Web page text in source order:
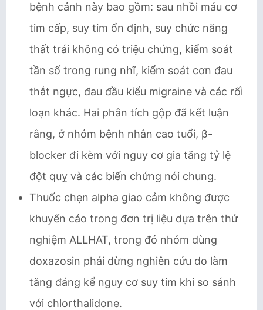
bệnh cảnh này bao gồm: sau nhồi máu cơ
tim cấp, suy tim ổn định, suy chức năng
thất trái không có triệu chứng, kiểm soát
tần số trong rung nhĩ, kiểm soát cơn đau
thắt ngực, đau đầu kiểu migraine và các rối
loạn khác. Hai phân tích gộp đã kết luận
rằng, ở nhóm bệnh nhân cao tuổi, β-
blocker đi kèm với nguy cơ gia tăng tỷ lệ
đột quỵ và các biến chứng nói chung.
Thuốc chẹn alpha giao cảm không được
khuyến cáo trong đơn trị liệu dựa trên thử
nghiệm ALLHAT, trong đó nhóm dùng
doxazosin phải dừng nghiên cứu do làm
tăng đáng kể nguy cơ suy tim khi so sánh
với chlorthalidone.